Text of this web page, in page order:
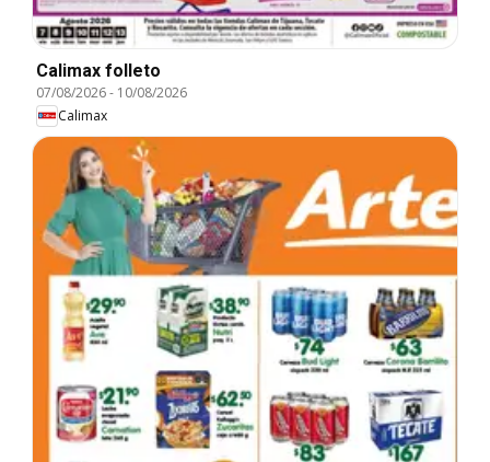
Calimax folleto
07/08/2026- 10/08/2026
Calimax